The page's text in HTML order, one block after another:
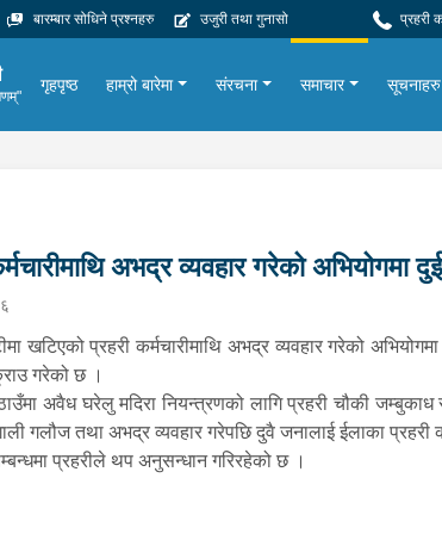
बारम्बार सोधिने प्रश्नहरु उजुरी तथा गुनासो प्रहरी
गृहपृष्ठ हाम्रो बारेमा संरचना समाचार सूचनाहरु
अभद्र व्यवहार गरेको अभियोगमा
खटिएको प्रहरी कर्मचारीमाथि अभद्र व्यवहार गरेको अभियोगमा
गरेको छ ।
अवैध घरेलु मदिरा नियन्त्रणको लागि प्रहरी चौकी
गलौज तथा अभद्र व्यवहार गरेपछि दुवै जनालाई ईलाका
प्रहरीले थप अनुसन्धान गरिरहेको छ ।